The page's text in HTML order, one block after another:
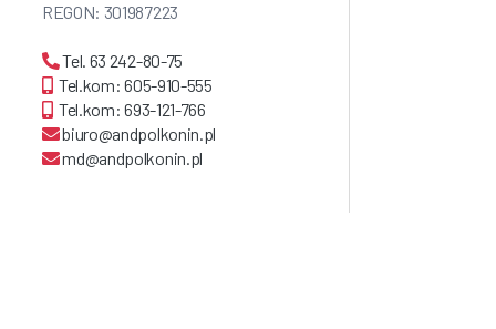
REGON: 301987223
Tel. 63 242-80-75
Tel.kom: 605-910-555
Tel.kom: 693-121-766
biuro@andpolkonin.pl
md@andpolkonin.pl